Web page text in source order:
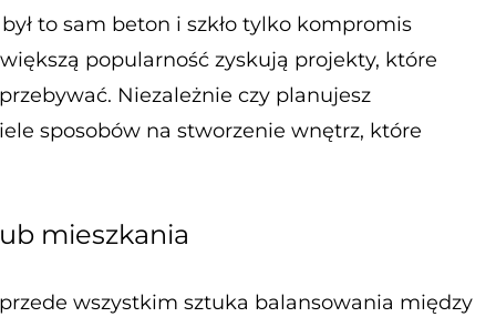
to sam beton i szkło tylko kompromis
popularność zyskują projekty, które
Niezależnie czy planujesz
sposobów na stworzenie wnętrz, które
mieszkania
wszystkim sztuka balansowania między